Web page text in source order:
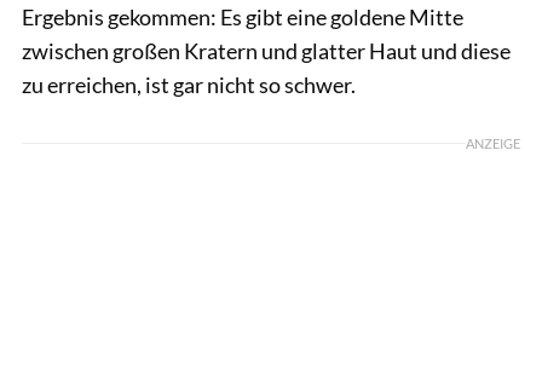
Ergebnis gekommen: Es gibt eine goldene Mitte
zwischen großen Kratern und glatter Haut und diese
zu erreichen, ist gar nicht so schwer.
ANZEIGE